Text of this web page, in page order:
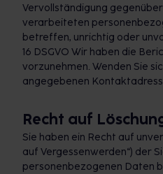
Vervollständigung
verarbeiteten
betreffen, unrichtig oder
16 DSGVO Wir haben die
vorzunehmen. Wenden Sie
angegebenen
Recht auf
Sie haben ein Recht auf
auf Vergessenwerden“) der
personenbezogenen Daten